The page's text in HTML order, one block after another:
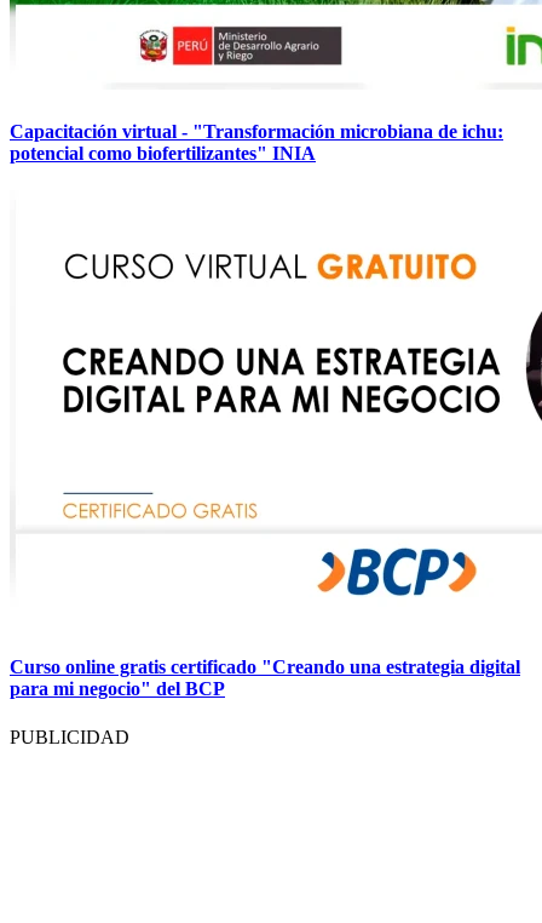
Capacitación virtual - "Transformación microbiana de ichu:
potencial como biofertilizantes" INIA
Curso online gratis certificado "Creando una estrategia digital
para mi negocio" del BCP
PUBLICIDAD